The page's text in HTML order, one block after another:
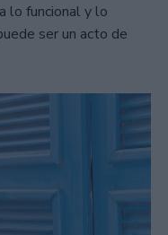
lo funcional y lo
ser un acto de